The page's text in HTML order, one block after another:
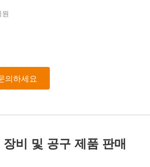
의하세요
비 및 공구 제품 판매